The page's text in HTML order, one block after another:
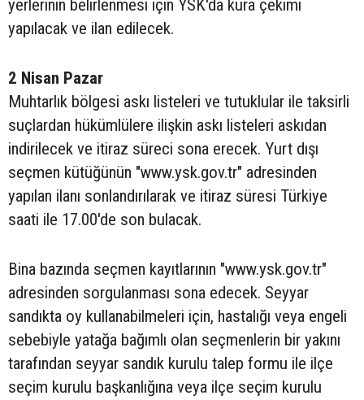
yerlerinin belirlenmesi için YSK'da kura çekimi
yapılacak ve ilan edilecek.
2 Nisan Pazar
Muhtarlık bölgesi askı listeleri ve tutuklular ile taksirli
suçlardan hükümlülere ilişkin askı listeleri askıdan
indirilecek ve itiraz süreci sona erecek. Yurt dışı
seçmen kütüğünün "www.ysk.gov.tr" adresinden
yapılan ilanı sonlandırılarak ve itiraz süresi Türkiye
saati ile 17.00'de son bulacak.
Bina bazında seçmen kayıtlarının "www.ysk.gov.tr"
adresinden sorgulanması sona edecek. Seyyar
sandıkta oy kullanabilmeleri için, hastalığı veya engeli
sebebiyle yatağa bağımlı olan seçmenlerin bir yakını
tarafından seyyar sandık kurulu talep formu ile ilçe
seçim kurulu başkanlığına veya ilçe seçim kurulu